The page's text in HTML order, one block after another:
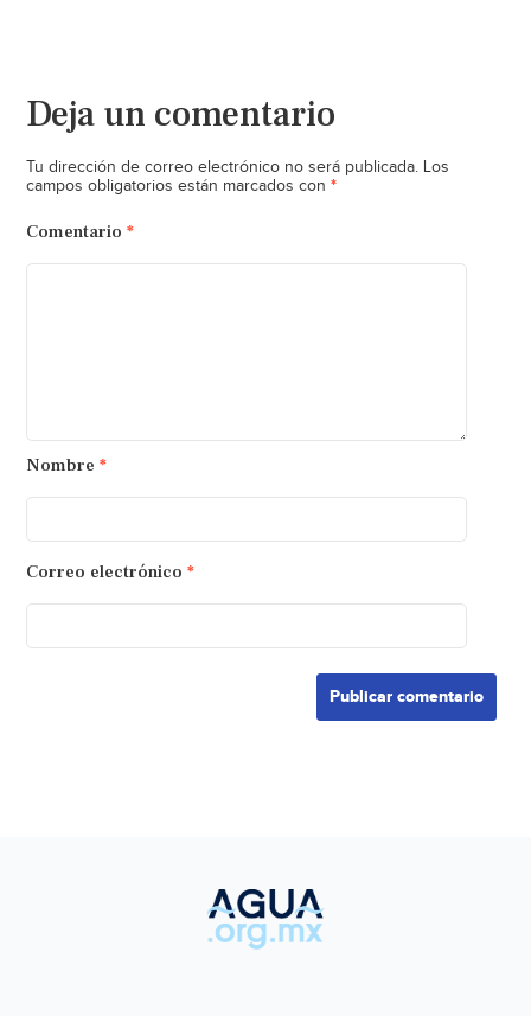
Deja un comentario
Tu dirección de correo electrónico no será publicada. Los
campos obligatorios están marcados con *
Comentario *
Nombre *
Correo electrónico *